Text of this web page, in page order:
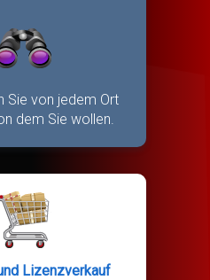
Sie von jedem Ort
dem Sie wollen.
Lizenzverkauf